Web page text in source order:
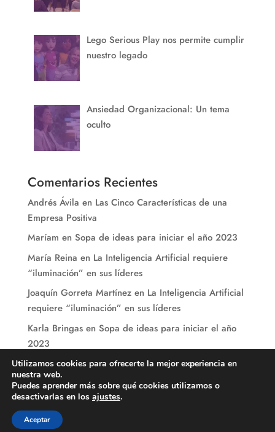
Lego Serious Play nos permite cumplir
nuestro legado
Ansiedad Organizacional: Un tema
oculto
Comentarios Recientes
Andrés Ávila en Las Cinco Características de una
Empresa Positiva
Maríam en Sopa de ideas para iniciar el año 2023
María Reina en La Inteligencia Artificial requiere
“iluminación” en sus líderes
Joaquín Gorreta Martínezen La Inteligencia Artificial
requiere “iluminación” en sus líderes
Karla Bringasen Sopa de ideas para iniciar el año
2023
Utilizamos cookies para ofrecerte la mejor experiencia en
nuestra web.
Puedes aprender más sobre qué cookies utilizamos o
desactivarlas en los ajustes.
Aceptar